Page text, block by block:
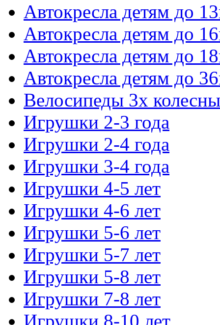
Автокресла детям до
Автокресла детям до
Автокресла детям до
Автокресла детям до
Велосипеды 3х
Игрушки 2-3 года
Игрушки 2-4 года
Игрушки 3-4 года
Игрушки 4-5 лет
Игрушки 4-6 лет
Игрушки 5-6 лет
Игрушки 5-7 лет
Игрушки 5-8 лет
Игрушки 7-8 лет
Игрушки 8-10 лет